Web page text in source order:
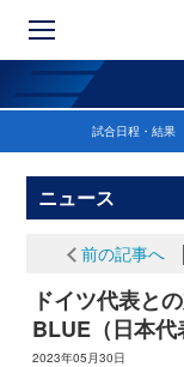
試合日程・結果
ニュース
前の記事へ
ドイツ代表と
BLUE（日本
2023年05月30日